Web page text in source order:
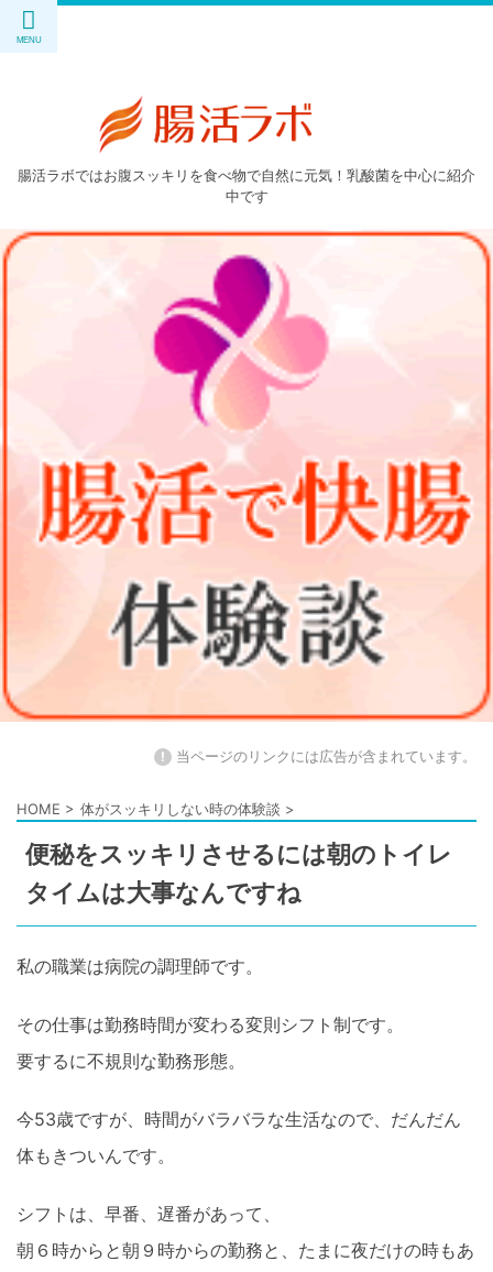
腸活ラボではお腹スッキリを食べ物で自然に元気！乳酸菌を中心に紹介
中です
! 当ページのリンクには広告が含まれています。
HOME > 体がスッキリしない時の体験談 >
便秘をスッキリさせるには朝のトイレ
タイムは大事なんですね
私の職業は病院の調理師です。
その仕事は勤務時間が変わる変則シフト制です。
要するに不規則な勤務形態。
今53歳ですが、時間がバラバラな生活なので、だんだん
体もきついんです。
シフトは、早番、遅番があって、
朝６時からと朝９時からの勤務と、たまに夜だけの時もあ